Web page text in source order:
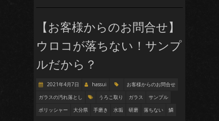
【お客様からのお問合せ】
ウロコが落ちない！サンプ
ルだから？
2021年4月7日 hassui
お客様からのお問合せ
ガラスの汚れ落とし
うろこ取り ガラス
サンプル
ポリッシャー
大分県 手磨き 水垢 研磨 落ちない 鱗